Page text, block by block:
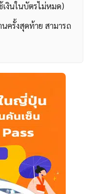
เงินในบัตรไม่หมด)
ครั้งสุดท้าย สามารถ